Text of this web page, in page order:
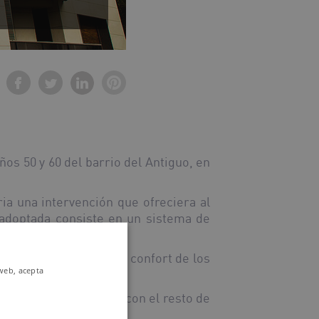
50 y 60 del barrio del Antiguo, en
una intervención que ofreciera al
consiste en un sistema de
incrementaran el confort de los
gracias al contraste con el resto de
acepta